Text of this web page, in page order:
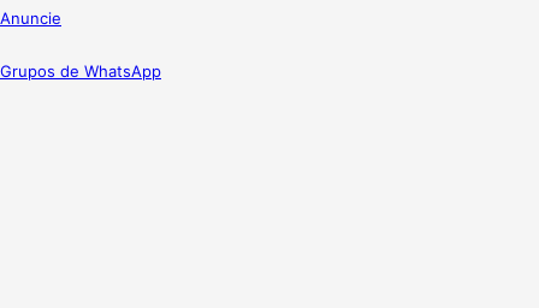
Anuncie
Grupos de WhatsApp